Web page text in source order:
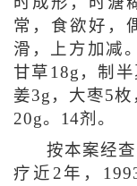
常，食欲好，
滑，上方加减
甘草18g，制
姜3g，大枣5
20g。14剂。
按本案经
疗近2年，